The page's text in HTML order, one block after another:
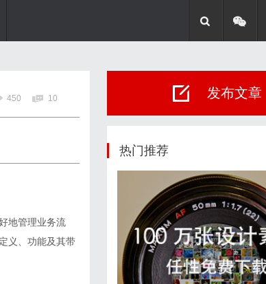
450 10
地管理业务流
义、功能及其带
发布文章
热门推荐